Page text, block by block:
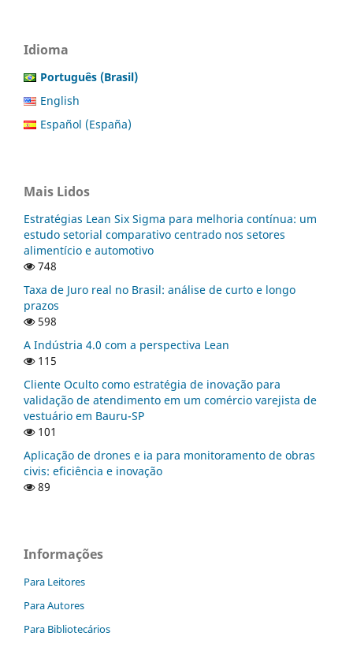
Idioma
Português (Brasil)
English
Español (España)
Mais Lidos
Estratégias Lean Six Sigma para melhoria contínua: um
estudo setorial comparativo centrado nos setores
alimentício e automotivo
748
Taxa de Juro real no Brasil: análise de curto e longo
prazos
598
A Indústria 4.0 com a perspectiva Lean
115
Cliente Oculto como estratégia de inovação para
validação de atendimento em um comércio varejista de
vestuário em Bauru-SP
101
Aplicação de drones e ia para monitoramento de obras
civis: eficiência e inovação
89
Informações
Para Leitores
Para Autores
Para Bibliotecários